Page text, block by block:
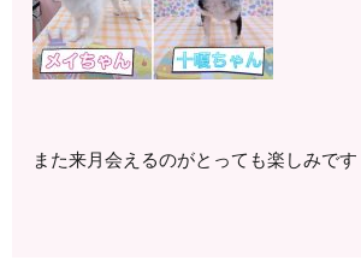
また来月会えるのがとっても楽しみです